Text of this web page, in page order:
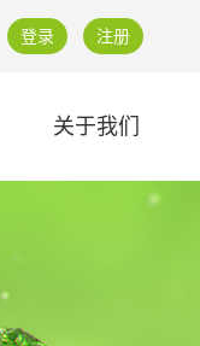
登录 注册
关于我们